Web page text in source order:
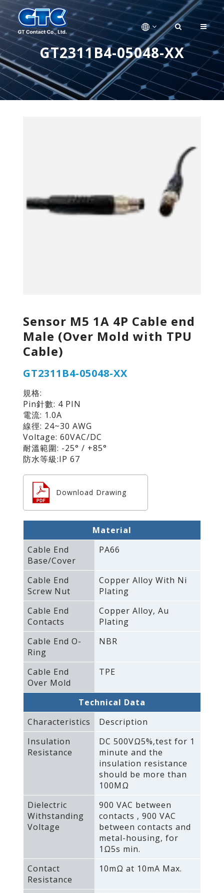
GT2311B4-05048-XX
Sensor M5 1A 4P Cable end
Male (Over Mold with TPU
Cable)
GT2311B4-05048-XX
規格:
Pin針數: 4 PIN
電流: 1.0A
線徑: 24~30 AWG
Voltage: 60VAC/DC
耐溫範圍: -25° / +85°
防水等級:IP 67
Download Drawing
Material
Cable End
Base/Cover
PA66
Cable End
Screw Nut
Copper Alloy With Ni
Plating
Cable End
Contacts
Copper Alloy‚ Au
Plating
Cable End O-
Ring
NBR
Cable End
Over Mold
TPE
Technical Data
Characteristics
Description
Insulation
Resistance
DC 500VΩ5%‚test for 1
minute and the
insulation resistance
should be more than
100MΩ
Dielectric
Withstanding
Voltage
900 VAC between
contacts ‚ 900 VAC
between contacts and
metal-housing‚ for
1Ω5s min.
Contact
Resistance
10mΩ at 10mA Max.